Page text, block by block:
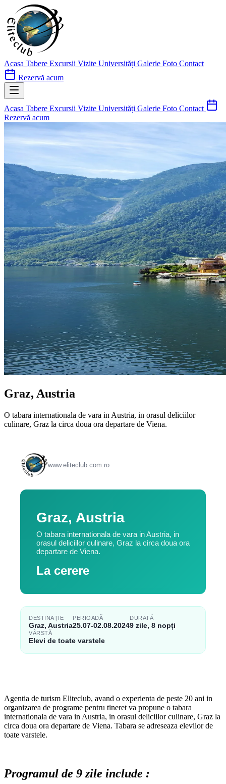
Acasa Tabere Excursii Vizite Universități Galerie Foto Contact
Rezervă acum
Acasa Tabere Excursii Vizite Universități Galerie Foto Contact
Rezervă acum
Graz, Austria
O tabara internationala de vara in Austria, in orasul deliciilor
culinare, Graz la circa doua ora departare de Viena.
www.eliteclub.com.ro
Graz, Austria
O tabara internationala de vara in Austria, in
orasul deliciilor culinare, Graz la circa doua ora
departare de Viena.
La cerere
DESTINAȚIE
Graz, Austria
PERIOADĂ
25.07-02.08.2024
DURATĂ
9 zile, 8 nopți
VÂRSTĂ
Elevi de toate varstele
Agentia de turism Eliteclub, avand o experienta de peste 20 ani in
organizarea de programe pentru tineret va propune o tabara
internationala de vara in Austria, in orasul deliciilor culinare, Graz la
circa doua ora departare de Viena. Tabara se adreseaza elevilor de
toate varstele.
Programul de 9 zile include :